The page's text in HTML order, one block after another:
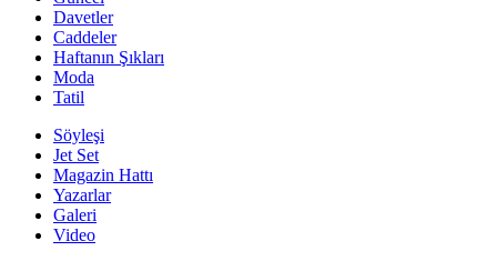
Davetler
Caddeler
Haftanın Şıkları
Moda
Tatil
Söyleşi
Jet Set
Magazin Hattı
Yazarlar
Galeri
Video